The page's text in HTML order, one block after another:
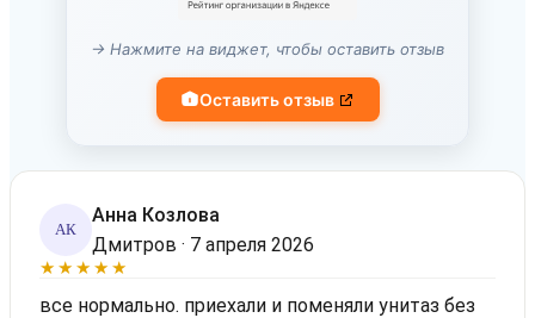
→ Нажмите на виджет, чтобы оставить отзыв
Оставить отзыв
АК
Анна Козлова
Дмитров · 7 апреля 2026
★★★★★
все нормально. приехали и поменяли унитаз без